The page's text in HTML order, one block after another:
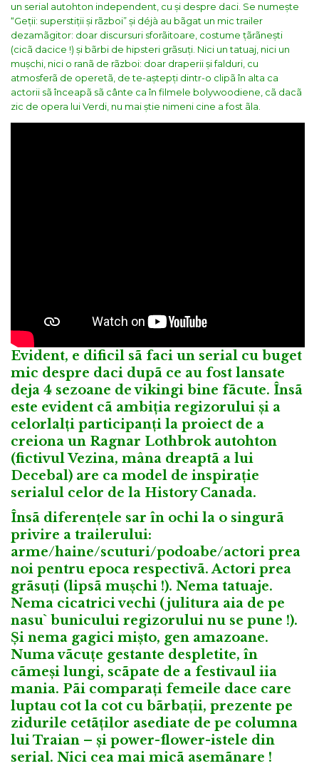
un serial autohton independent, cu și despre daci. Se numește
“Geții: superstiții și rãzboi” și déjà au bãgat un mic trailer
dezamãgitor: doar discursuri sforãitoare, costume țãrãnești
(cicã dacice !) și bãrbi de hipsteri grãsuți. Nici un tatuaj, nici un
mușchi, nici o ranã de rãzboi: doar draperii și falduri, cu
atmosferã de operetã, de te-aștepți dintr-o clipã în alta ca
actorii sã înceapã sã cânte ca în filmele bolywoodiene, cã dacã
zic de opera lui Verdi, nu mai știe nimeni cine a fost ãla.
Evident, e dificil sã faci un serial cu buget
mic despre daci dupã ce au fost lansate
deja 4 sezoane de vikingi bine fãcute. Însã
este evident cã ambiția regizorului și a
celorlalți participanți la proiect de a
creiona un Ragnar Lothbrok autohton
(fictivul Vezina, mâna dreaptã a lui
Decebal) are ca model de inspirație
serialul celor de la History Canada.
Însã diferențele sar în ochi la o singurã
privire a trailerului:
arme/haine/scuturi/podoabe/actori prea
noi pentru epoca respectivã. Actori prea
grãsuți (lipsã mușchi !). Nema tatuaje.
Nema cicatrici vechi (julitura aia de pe
nasu` bunicului regizorului nu se pune !).
Și nema gagici mișto, gen amazoane.
Numa vãcuțe gestante despletite, în
cãmeși lungi, scãpate de a festivaul iia
mania. Pãi comparați femeile dace care
luptau cot la cot cu bãrbații, prezente pe
zidurile cetãților asediate de pe columna
lui Traian – și power-flower-istele din
serial. Nici cea mai micã asemãnare !